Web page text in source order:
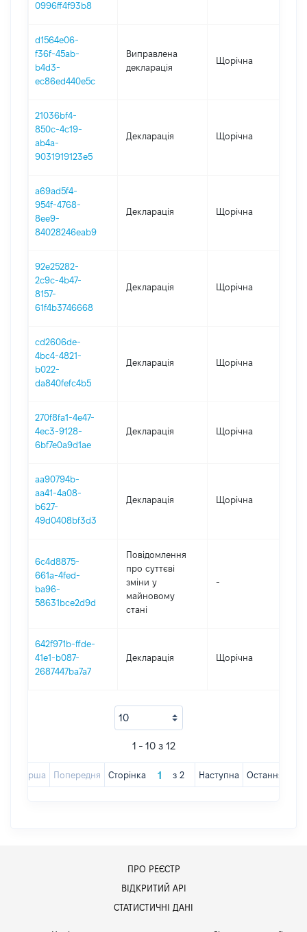
0996ff4f93b8
d1564e06-
f36f-45ab-
b4d3-
ec86ed440e5c
Виправлена
декларація
Щорічна
21036bf4-
850c-4c19-
ab4a-
9031919123e5
Декларація Щорічна
a69ad5f4-
954f-4768-
8ee9-
84028246eab9
Декларація Щорічна
92e25282-
2c9c-4b47-
8157-
61f4b3746668
Декларація Щорічна
cd2606de-
4bc4-4821-
b022-
da840fefc4b5
Декларація Щорічна
270f8fa1-4e47-
4ec3-9128-
6bf7e0a9d1ae
Декларація Щорічна
aa90794b-
aa41-4a08-
b627-
49d0408bf3d3
Декларація Щорічна
6c4d8875-
661a-4fed-
ba96-
58631bce2d9d
Повідомлення
про суттєві
зміни y
майновому
стані
-
642f971b-ffde-
41e1-b087-
2687447ba7a7
Декларація Щорічна
1 - 10 з 12
Перша Попередня Сторінка з 2 Наступна Остання
ПРО РЕЄСТР
ВІДКРИТИЙ АРІ
СТАТИСТИЧНІ ДАНІ